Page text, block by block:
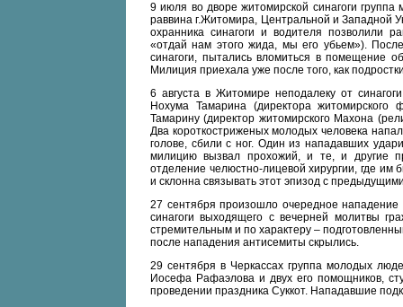
9 июля во дворе житомирской синагоги
раввина г.Житомира, Центральной и Западной
охранника синагоги и водителя позволили
«отдай нам этого жида, мы его убьем»).
синагоги, пытались вломиться в помещение
Милиция приехала уже после того, как
6 августа в Житомире неподалеку от
Нохума Тамарина (директора
Тамарину (директор житомирского Махона
Два короткостриженых молодых человека
голове, сбили с ног. Один из нападавших
милицию вызвал прохожий, и те, и другие
отделение челюстно-лицевой хирургии, где
и склонна связывать этот эпизод с
27 сентября произошло очередное
синагоги выходящего с вечерней молитвы
стремительным и по характеру –
после нападения антисемиты скрылись.
29 сентября в Черкассах группа молодых
Иосефа Рафаэлова и двух его помощников,
проведении праздника Суккот. Нападавшие